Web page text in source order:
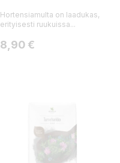
Hortensiamulta on laadukas,
erityisesti ruukuissa...
Hinta
8,90 €